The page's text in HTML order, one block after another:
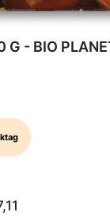
G - BIO